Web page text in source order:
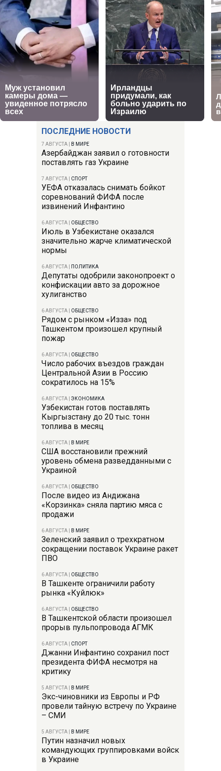
ПОСЛЕДНИЕ НОВОСТИ
7 АВГУСТА В МИРЕ
Азербайджан заявил о готовности
поставлять газ Украине
7 АВГУСТА СПОРТ
УЕФА отказалась снимать бойкот
соревнований ФИФА после
извинений Инфантино
6 АВГУСТА ОБЩЕСТВО
Июль в Узбекистане оказался
значительно жарче климатической
нормы
6 АВГУСТА ПОЛИТИКА
Депутаты одобрили законопроект о
конфискации авто за дорожное
хулиганство
6 АВГУСТА ОБЩЕСТВО
Рядом с рынком «Изза» под
Ташкентом произошел крупный
пожар
6 АВГУСТА ОБЩЕСТВО
Число рабочих въездов граждан
Центральной Азии в Россию
сократилось на 15%
6 АВГУСТА ЭКОНОМИКА
Узбекистан готов поставлять
Кыргызстану до 20 тыс. тонн
топлива в месяц
6 АВГУСТА В МИРЕ
США восстановили прежний
уровень обмена разведданными с
Украиной
6 АВГУСТА ОБЩЕСТВО
После видео из Андижана
«Корзинка» сняла партию мяса с
продажи
6 АВГУСТА В МИРЕ
Зеленский заявил о трехкратном
сокращении поставок Украине ракет
ПВО
6 АВГУСТА ОБЩЕСТВО
В Ташкенте ограничили работу
рынка «Куйлюк»
6 АВГУСТА ОБЩЕСТВО
В Ташкентской области произошел
прорыв пульпопровода АГМК
6 АВГУСТА СПОРТ
Джанни Инфантино сохранил пост
президента ФИФА несмотря на
критику
5 АВГУСТА В МИРЕ
Экс-чиновники из Европы и РФ
провели тайную встречу по Украине
– СМИ
5 АВГУСТА В МИРЕ
Путин назначил новых
командующих группировками войск
в Украине